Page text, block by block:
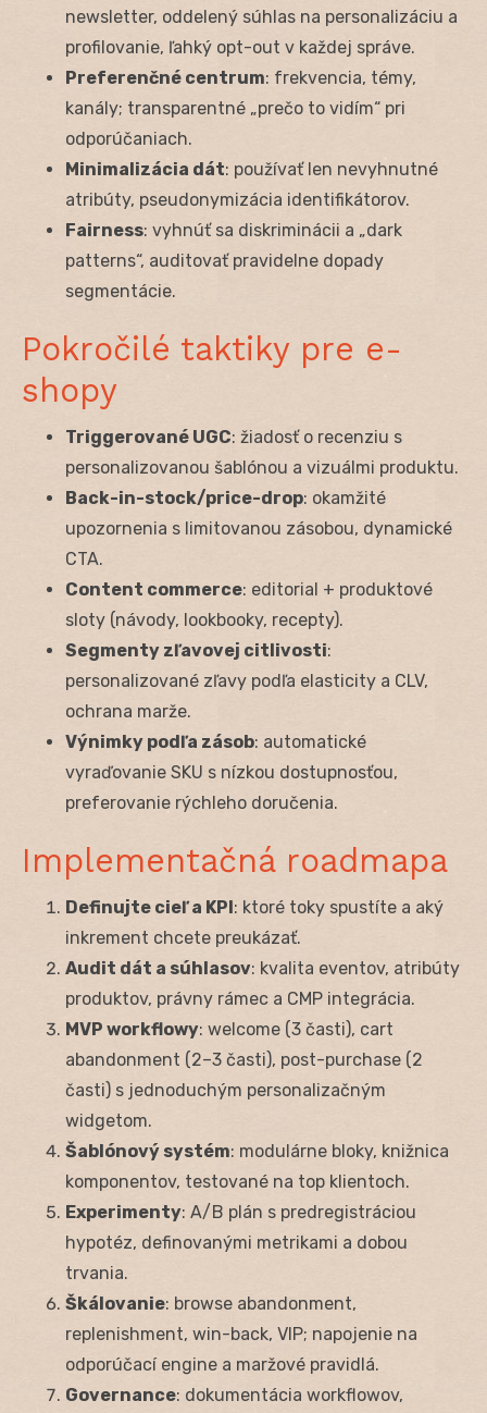
newsletter, oddelený súhlas na personalizáciu a
profilovanie, ľahký opt-out v každej správe.
Preferenčné centrum: frekvencia, témy,
kanály; transparentné „prečo to vidím“ pri
odporúčaniach.
Minimalizácia dát: používať len nevyhnutné
atribúty, pseudonymizácia identifikátorov.
Fairness: vyhnúť sa diskriminácii a „dark
patterns“, auditovať pravidelne dopady
segmentácie.
Pokročilé taktiky pre e-
shopy
Triggerované UGC: žiadosť o recenziu s
personalizovanou šablónou a vizuálmi produktu.
Back-in-stock/price-drop: okamžité
upozornenia s limitovanou zásobou, dynamické
CTA.
Content commerce: editorial + produktové
sloty (návody, lookbooky, recepty).
Segmenty zľavovej citlivosti:
personalizované zľavy podľa elasticity a CLV,
ochrana marže.
Výnimky podľa zásob: automatické
vyraďovanie SKU s nízkou dostupnosťou,
preferovanie rýchleho doručenia.
Implementačná roadmapa
Definujte cieľ a KPI: ktoré toky spustíte a aký
inkrement chcete preukázať.
Audit dát a súhlasov: kvalita eventov, atribúty
produktov, právny rámec a CMP integrácia.
MVP workflowy: welcome (3 časti), cart
abandonment (2–3 časti), post-purchase (2
časti) s jednoduchým personalizačným
widgetom.
Šablónový systém: modulárne bloky, knižnica
komponentov, testované na top klientoch.
Experimenty: A/B plán s predregistráciou
hypotéz, definovanými metrikami a dobou
trvania.
Škálovanie: browse abandonment,
replenishment, win-back, VIP; napojenie na
odporúčací engine a maržové pravidlá.
Governance: dokumentácia workflowov,